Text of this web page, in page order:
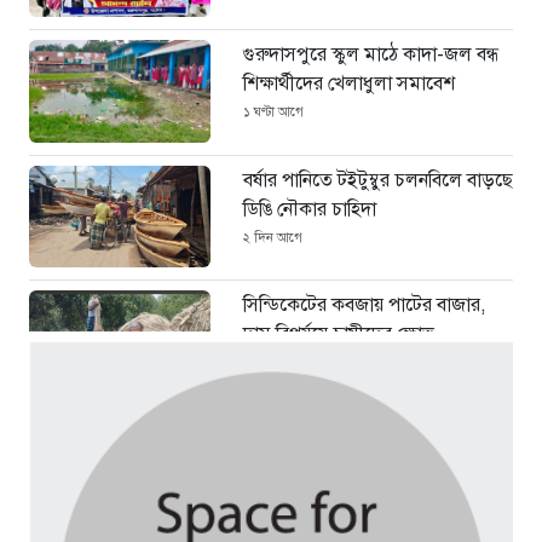
গুরুদাসপুরে স্কুল মাঠে কাদা-জল বন্ধ
শিক্ষার্থীদের খেলাধুলা সমাবেশ
১ ঘণ্টা আগে
বর্ষার পানিতে টইটুম্বুর চলনবিলে বাড়ছে
ডিঙি নৌকার চাহিদা
২ দিন আগে
সিন্ডিকেটের কবজায় পাটের বাজার,
দাম বিপর্যয়ে চাষীদের ক্ষোভ
শঙ্কিত জীবন-অনিরাপদ ব্যবসা প্রতিষ্ঠান
নিরাপত্তা চেয়ে ব্যবসায়ীর সংবাদ
৪ দিন আগে